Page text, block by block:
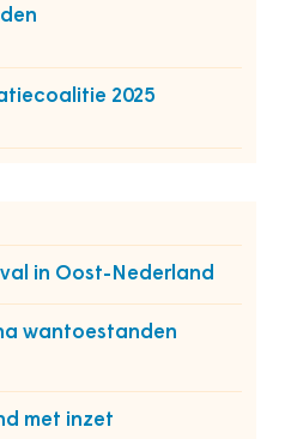
2025
in Oost-Nederland
wantoestanden
met inzet